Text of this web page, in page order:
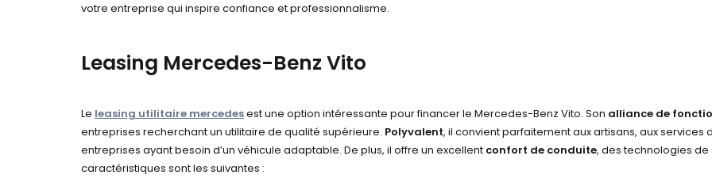
votre entreprise qui inspire confiance et professionnalisme.
Leasing Mercedes-Benz Vito
Le leasing utilitaire mercedesest une option intéressante pour financer le Mercedes-Benz Vito. Son alliance de
entreprises recherchant un utilitaire de qualité supérieure. Polyvalent, il convient parfaitement aux artisans, aux
entreprises ayant besoin d’un véhicule adaptable. De plus, il offre un excellent confort de conduite, des technologies de
caractéristiques sont les suivantes :